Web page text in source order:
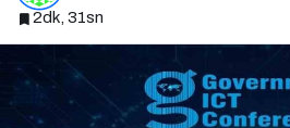
2dk, 31sn